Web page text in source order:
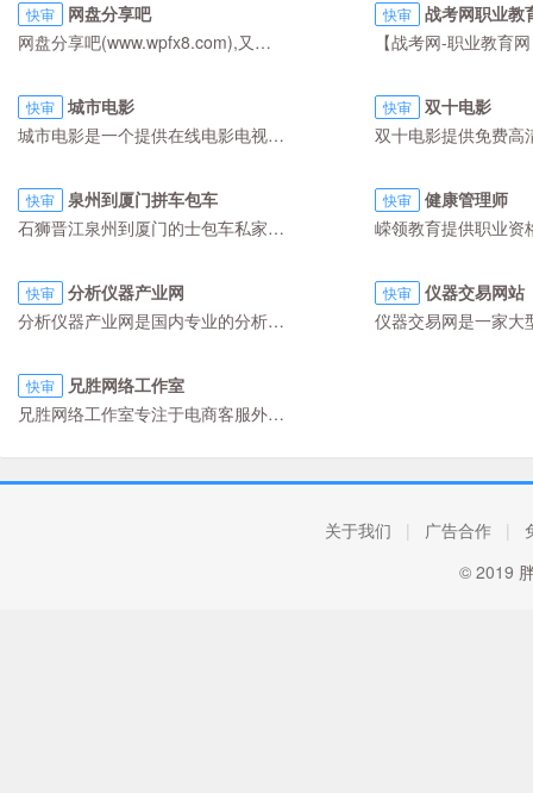
快审
网盘分享吧
网盘分享吧(www.wpfx8.com),又名百度云网盘资源分享吧、百度云网盘资源分享论坛、百度云资源论坛是国内最大的百度云网盘资源分享爱好者的集中地！专注为百度云网盘资源分享爱好者提供资源分享交流的平台！本论坛长期进行资源免费分享。如果你有VR电影资源,美剧资源,电视剧资源,美女图片,热门电影,蓝光电影,3D电影,高清电影,音乐,电子书等各类百度云资源，我们都强烈欢迎你入驻本平台分享和交流！
快审 战考网职业教
快审
城市电影
城市电影是一个提供在线电影电视剧观看的平台，给广大看剧爱好者整合影视资源的平台。
快审 双十电影
快审
泉州到厦门拼车包车
石狮晋江泉州到厦门的士包车私家车专线电话0595-88805508，拼车/专车，每天往返（途径晋江）豪华轿车，上门接客，送客到位，全程高速，闽南车队，本地司机，安全快捷，小件寄货。
快审 健康管理师
快审
分析仪器产业网
分析仪器产业网是国内专业的分析仪器行业门户网站，主要经营覆盖色谱仪、色谱配件、光谱仪、电化学仪器、生化仪器、环保仪器等产品领域。
快审 仪器交易网站
快审
兄胜网络工作室
兄胜网络工作室专注于电商客服外包的公司，采用最新独家三道提升方法，根据店铺类型、商品类目、客户群体的不同，为卖家店铺量身定制最佳的提升方案。
关于我们 | 广告合作 |
© 2019